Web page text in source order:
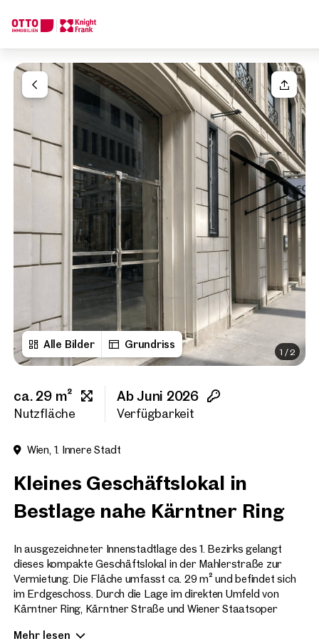
Alle Bilder Grundriss
1 /2
ca. 29 m²
Nutzfläche
Ab Juni 2026
Verfügbarkeit
Wien, 1. Innere Stadt
Kleines Geschäftslokal in
Bestlage nahe Kärntner Ring
In ausgezeichneter Innenstadtlage des 1. Bezirks gelangt
dieses kompakte Geschäftslokal in der Mahlerstraße zur
Vermietung. Die Fläche umfasst ca. 29 m² und befindet sich
im Erdgeschoss. Durch die Lage im direkten Umfeld von
Kärntner Ring, Kärntner Straße und Wiener Staatsoper
Mehr lesen
Ihre Anfrage
Ihre Nachricht
Anrede
Bitte wählen
Titel (optional)
Vorname
Nachname
Telefonnummer
Rückruf-Service
Ich habe die AGB und
Ich möchte regelmäßig
Wir finden Ihre
Traumimmobilie
Sagen Sie uns was Sie suchen und wir finden Ihre
Wie möchten Sie uns kontaktieren?
Online
Immobilie konfigurieren & finden lassen
Direkte:r Ansprechpartner:in
Anrufen oder Rückruf vereinbaren